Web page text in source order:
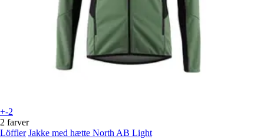
+-2
2 farver
Löffler Jakke med hætte North AB Light